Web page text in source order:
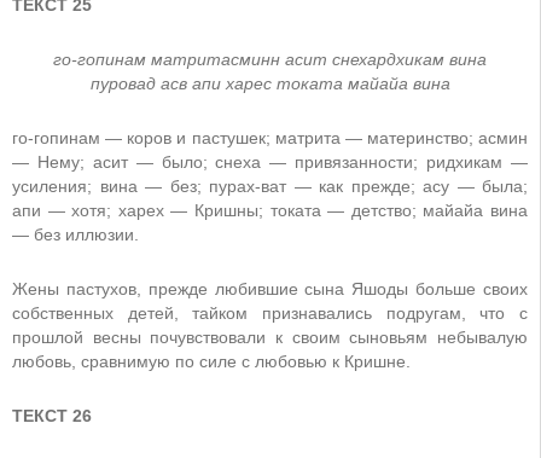
ТЕКСТ 25
го-гопинам матритасминн асит снехардхикам вина
пуровад асв апи харес токата майайа вина
го-гопинам — коров и пастушек; матрита — материнство; асмин
— Нему; асит — было; снеха — привязанности; ридхикам —
усиления; вина — без; пурах-ват — как прежде; асу — была;
апи — хотя; харех — Кришны; токата — детство; майайа вина
— без иллюзии.
Жены пастухов, прежде любившие сына Яшоды больше своих
собственных детей, тайком признавались подругам, что с
прошлой весны почувствовали к своим сыновьям небывалую
любовь, сравнимую по силе с любовью к Кришне.
ТЕКСТ 26